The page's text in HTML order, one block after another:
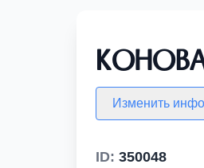
Изменить
ID: 350048